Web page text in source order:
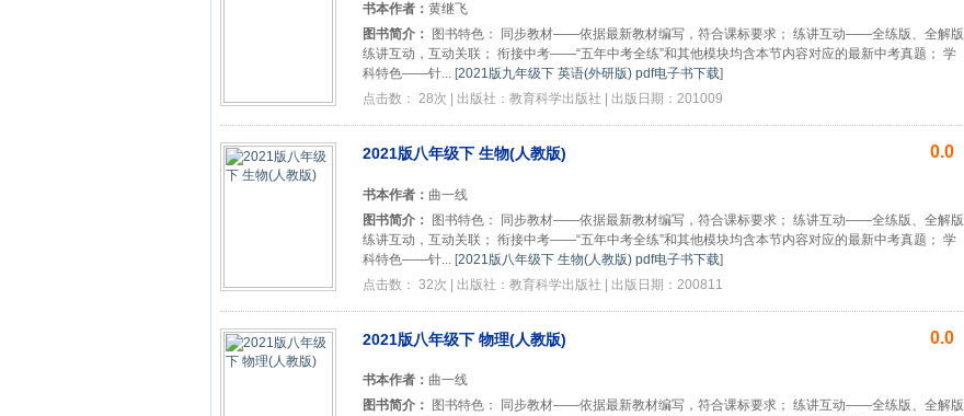
书本作者： 黄继飞
图书简介：
图书特色： 同步教材——依据最新教材编写，符合课标要求； 练讲互动——全练版、全解版
练讲互动，互动关联； 衔接中考——“五年中考全练”和其他模块均含本节内容对应的最新中考真题； 学
科特色——针... [2021版九年级下 英语(外研版) pdf电子书下载]
点击数： 28次 | 出版社：教育科学出版社 | 出版日期：201009
2021版八年级下 生物(人教版) 0.0
书本作者： 曲一线
图书简介： 图书特色： 同步教材——依据最新教材编写，符合课标要求； 练讲互动——全练版、全解版
练讲互动，互动关联； 衔接中考——“五年中考全练”和其他模块均含本节内容对应的最新中考真题； 学
科特色——针... [2021版八年级下 生物(人教版) pdf电子书下载]
点击数： 32次 | 出版社：教育科学出版社 | 出版日期：200811
2021版八年级下 物理(人教版) 0.0
书本作者： 曲一线
图书简介：
图书特色： 同步教材——依据最新教材编写，符合课标要求； 练讲互动——全练版、全解版